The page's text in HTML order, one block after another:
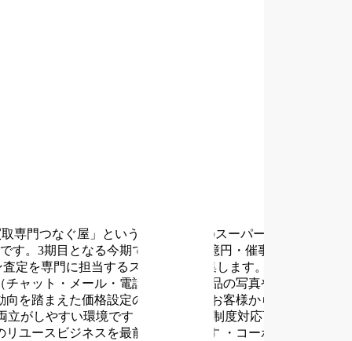
専門つなぐ屋」という屋号で全国のスーパーやホームセン
。3期目となる今期では売上高20億円・催事出店店舗数60
定を専門に担当するスタッフを募集します。迅速かつ正確
ャット・メール・電話など）
・商品の写真や説明文をも
を踏まえた価格設定の改善提案
・お客様からの質問や相
立がしやすい環境です
・フレックス制度対応可能で、柔軟
ユースビジネスを最前線で担えます
・コーポレートサイ